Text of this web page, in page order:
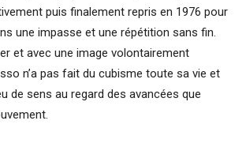
puis finalement repris en 1976 pour
une impasse et une répétition sans fin.
et avec une image volontairement
n’a pas fait du cubisme toute sa vie et
de sens au regard des avancées que